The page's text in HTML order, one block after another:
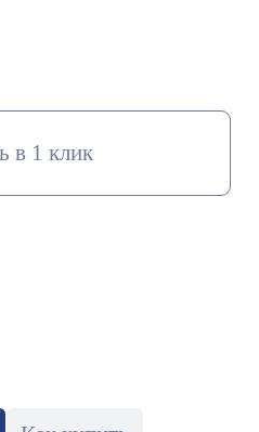
в 1 клик